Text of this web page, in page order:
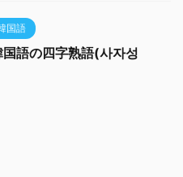
国語
語の四字熟語(사자성